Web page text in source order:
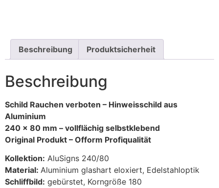
Beschreibung Produktsicherheit
Beschreibung
Schild Rauchen verboten – Hinweisschild aus
Aluminium
240 x 80 mm – vollflächig selbstklebend
Original Produkt – Ofform Profiqualität
Kollektion: AluSigns 240/80
Material: Aluminium glashart eloxiert, Edelstahloptik
Schliffbild: gebürstet, Korngröße 180